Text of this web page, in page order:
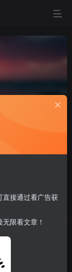
安装版/绿
直接通过看广告获
限看文章！